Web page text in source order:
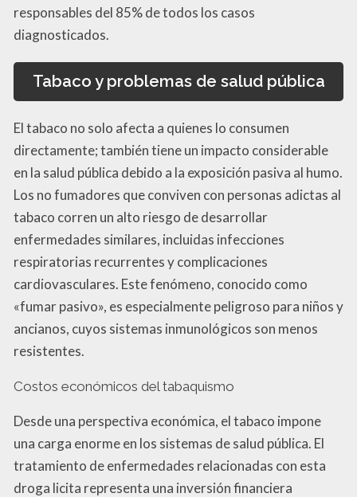
responsables del 85% de todos los casos
diagnosticados.
Tabaco y problemas de salud pública
El tabaco no solo afecta a quienes lo consumen
directamente; también tiene un impacto considerable
en la salud pública debido a la exposición pasiva al humo.
Los no fumadores que conviven con personas adictas al
tabaco corren un alto riesgo de desarrollar
enfermedades similares, incluidas infecciones
respiratorias recurrentes y complicaciones
cardiovasculares. Este fenómeno, conocido como
«fumar pasivo», es especialmente peligroso para niños y
ancianos, cuyos sistemas inmunológicos son menos
resistentes.
Costos económicos del tabaquismo
Desde una perspectiva económica, el tabaco impone
una carga enorme en los sistemas de salud pública. El
tratamiento de enfermedades relacionadas con esta
droga licita representa una inversión financiera